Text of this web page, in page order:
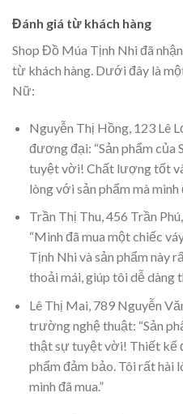
Đánh giá từ khách hàng
Shop Đồ Múa Tịnh Nhi đã
từ khách hàng. Dưới đây là
Nữ:
Nguyễn Thị Hồng, 123 Lê
đương đại: “Sản phẩm
tuyệt vời! Chất lượng tốt
lòng với sản phẩm mà mình
Trần Thị Thu, 456 Trần
“Mình đã mua một chiếc
Tịnh Nhi và sản phẩm này
thoải mái, giúp tôi dễ dàng
Lê Thị Mai, 789 Nguyễn
trường nghệ thuật: “Sản
thật sự tuyệt vời! Thiết kế
phẩm đảm bảo. Tôi rất hài
mình đã mua.”